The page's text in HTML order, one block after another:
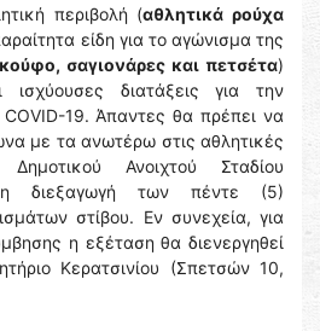
περιβολή (αθλητικά ρούχα
είδη για το αγώνισμα της
σαγιονάρες και πετσέτα)
διατάξεις για την
COVID-19. Άπαντες θα πρέπει να
με τα ανωτέρω στις αθλητικές
Ανοιχτού Σταδίου
διεξαγωγή των πέντε (5)
στίβου. Εν συνεχεία, για
η εξέταση θα διενεργηθεί
Κερατσινίου (Σπετσών 10,